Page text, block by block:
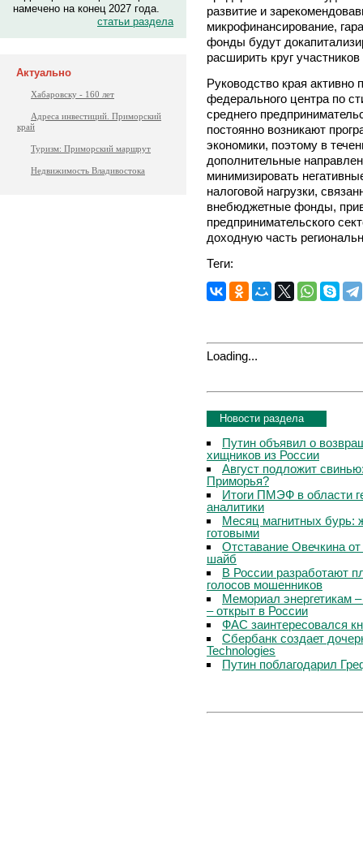
намечено на конец 2027 года.
статьи раздела
Актуально
Хабаровску - 160 лет
Адреса инвестиций. Приморский
край
Туризм: Приморский маршрут
Недвижимость Владивостока
развитие и
микрофинансирование,
фонды будут
расширить круг
Руководство края
федерального центра по
среднего
постоянно возникают
экономики, поэтому в
дополнительные
минимизировать
налоговой нагрузки,
внебюджетные фонды,
предпринимательского
доходную часть
Теги:
Loading...
Новости раздела
Путин объявил о
хищников из России
Август подложит
Приморья?
Итоги ПМЭФ в области
аналитики
Месяц магнитных бурь:
готовыми
Отставание Овечкина
шайб
В России разработают
голосов мошенников
Мемориал энергетикам
– открыт в России
ФАС заинтересовался
Сбербанк создает
Technologies
Путин поблагодарил